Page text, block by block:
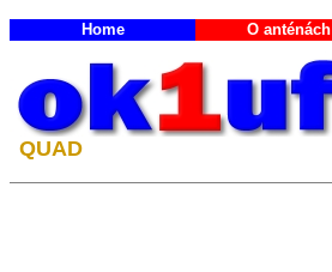
Home O anténách
QUAD